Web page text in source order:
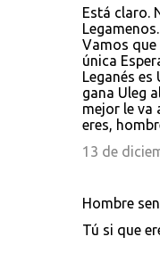
Está claro.
Vamos que
única
Leganés es
gana Uleg
mejor le va
eres,
13 de
Hombre
Tú si que